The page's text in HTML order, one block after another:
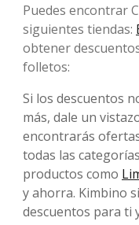
Puedes encontrar
siguientes tiendas:
obtener
folletos:
Si los descuentos
más, dale un
encontrarás
todas las
productos como
y ahorra. Kimbino
descuentos para ti